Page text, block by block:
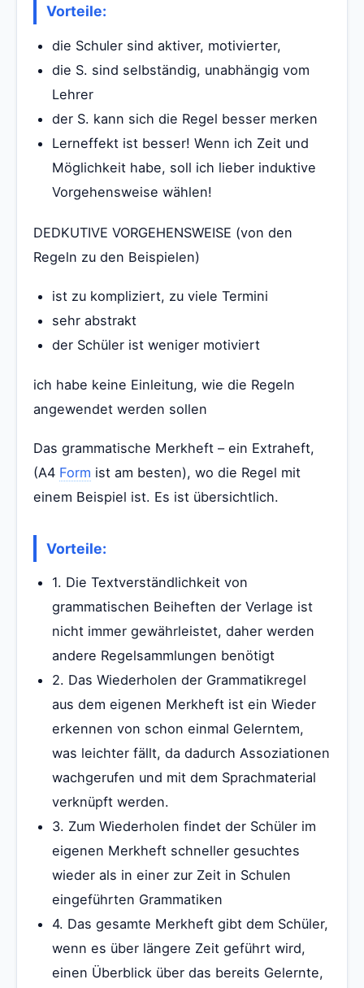
Vorteile:
die Schuler sind aktiver, motivierter,
die S. sind selbständig, unabhängig vom
Lehrer
der S. kann sich die Regel besser merken
Lerneffekt ist besser! Wenn ich Zeit und
Möglichkeit habe, soll ich lieber induktive
Vorgehensweise wählen!
DEDKUTIVE VORGEHENSWEISE (von den
Regeln zu den Beispielen)
ist zu kompliziert, zu viele Termini
sehr abstrakt
der Schüler ist weniger motiviert
ich habe keine Einleitung, wie die Regeln
angewendet werden sollen
Das grammatische Merkheft – ein Extraheft,
(A4 Form ist am besten), wo die Regel mit
einem Beispiel ist. Es ist übersichtlich.
Vorteile:
1. Die Textverständlichkeit von
grammatischen Beiheften der Verlage ist
nicht immer gewährleistet, daher werden
andere Regelsammlungen benötigt
2. Das Wiederholen der Grammatikregel
aus dem eigenen Merkheft ist ein Wieder
erkennen von schon einmal Gelerntem,
was leichter fällt, da dadurch Assoziationen
wachgerufen und mit dem Sprachmaterial
verknüpft werden.
3. Zum Wiederholen findet der Schüler im
eigenen Merkheft schneller gesuchtes
wieder als in einer zur Zeit in Schulen
eingeführten Grammatiken
4. Das gesamte Merkheft gibt dem Schüler,
wenn es über längere Zeit geführt wird,
einen Überblick über das bereits Gelernte,